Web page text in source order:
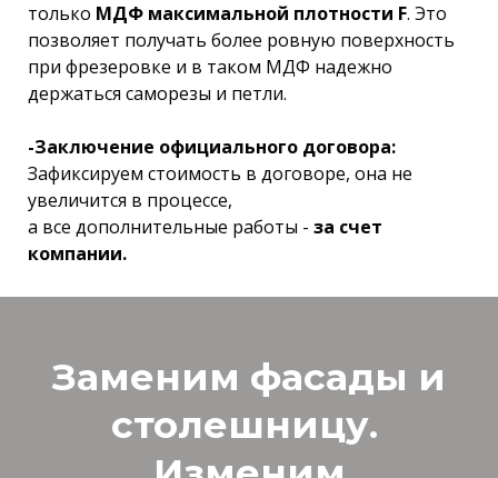
только МДФ максимальной плотности F. Это
позволяет получать более ровную поверхность
при фрезеровке и в таком МДФ надежно
держаться саморезы и петли.
-Заключение официального договора:
Зафиксируем стоимость в договоре, она не
увеличится в процессе,
а все дополнительные работы - за счет
компании.
Заменим фасады и
столешницу.